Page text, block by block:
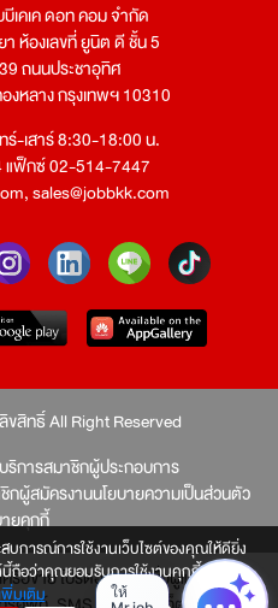
การณ์การใช้งานเว็บไซต์ของคุณให้ดียิ่ง
ถือว่าคุณยอมรับการใช้งานคุกกี้
มเติม
เคเค ดอท คอม จำกัด
ห้องเลขที่ ยูนิต ดี ชั้น 5
ถนนประชาอุทิศ
งหลาง กรุงเทพฯ 10310
-เสาร์ 8:30-18:00 น.
แฟ็กซ์ 02-514-7447
,sales@jobbkk.com
สิทธิ์ All Right Reserved
ริการสมาชิกผู้ประกอบการ
ชิกผู้สมัครงานนโยบายความเป็นส่วนตัว
ยคุกกี้
รือข่าย โปรดอย่าหลงเชื่อผู้แอบอ้าง และ